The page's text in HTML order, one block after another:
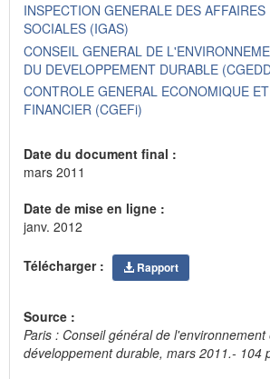
INSPECTION GENERALE DES AFFAIRES
SOCIALES (IGAS)
CONSEIL GENERAL DE
DU DEVELOPPEMENT DURABLE
CONTROLE GENERAL ECONOMIQUE ET
FINANCIER (CGEFi)
Date du document final :
mars 2011
Date de mise en ligne :
janv. 2012
Télécharger : Rapport
Source :
Paris : Conseil général de l'environnement
développement durable, mars 2011.- 104